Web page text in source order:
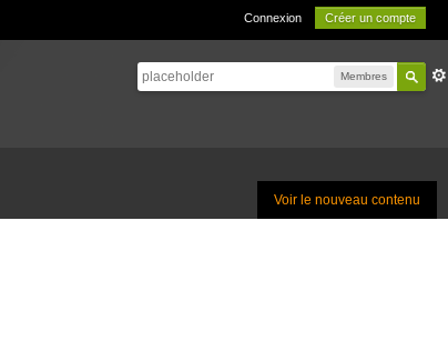
Connexion Créer un compte
Membres
Voir le nouveau contenu